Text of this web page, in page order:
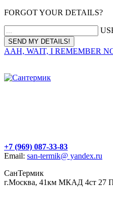
FORGOT YOUR DETAILS?
AAH, WAIT, I REMEMBER
+7 (969) 087-33-83
Email: san-termik@ yandex.ru
СанТермик
г.Москва, 41км МКАД 4ст 27